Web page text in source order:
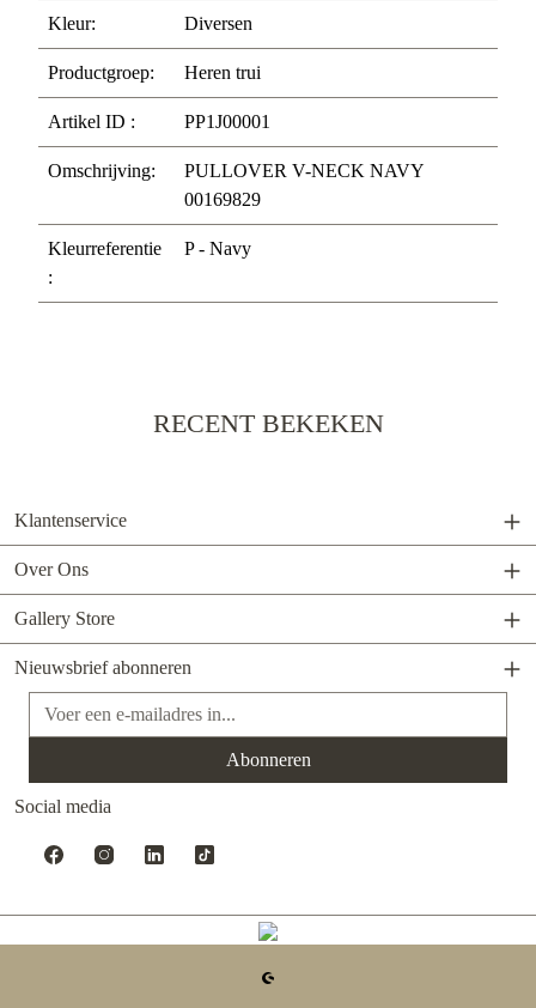
Kleur: Diversen
Productgroep: Heren trui
Artikel ID : PP1J00001
Omschrijving:
PULLOVER V-NECK NAVY
00169829
Kleurreferentie
:
P - Navy
RECENT BEKEKEN
Klantenservice
Over Ons
Gallery Store
Nieuwsbrief abonneren
E-mailadres*
Abonneren
Social media